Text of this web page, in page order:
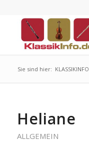
Sie sind hier: KLASSIKINFO
Heliane
ALLGEMEIN